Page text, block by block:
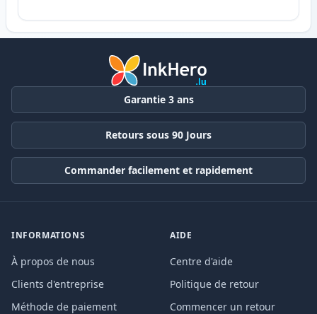
Garantie 3 ans
Retours sous 90 Jours
Commander facilement et rapidement
INFORMATIONS
À propos de nous
Clients d'entreprise
Méthode de paiement
AIDE
Centre d'aide
Politique de retour
Commencer un retour